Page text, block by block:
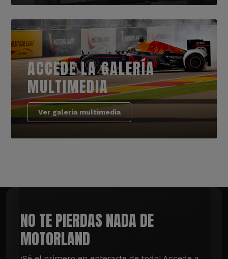
ACCEDE LA GALERÍA
MULTIMEDIA
Ver galería multimedia
NO TE PIERDAS NADA DE
MOTORLAND